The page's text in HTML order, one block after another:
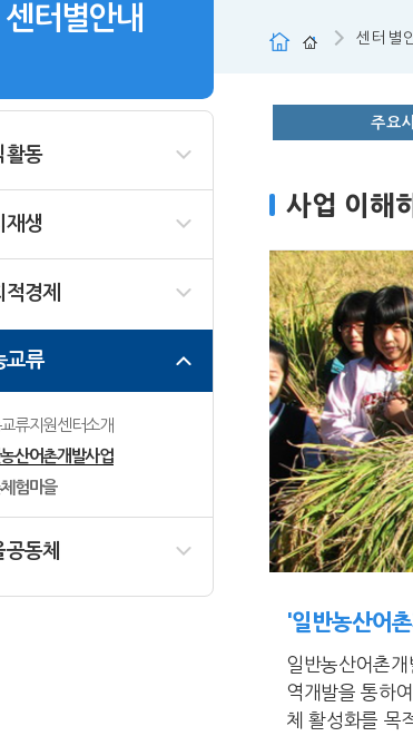
센터별안내
활동
재생
적경제
교류
류지원센터소개
산어촌개발사업
험마을
공동체
센터별
주요
사업 이해
'일반농산어
일반농산어촌
역개발을 통하
체 활성화를 목